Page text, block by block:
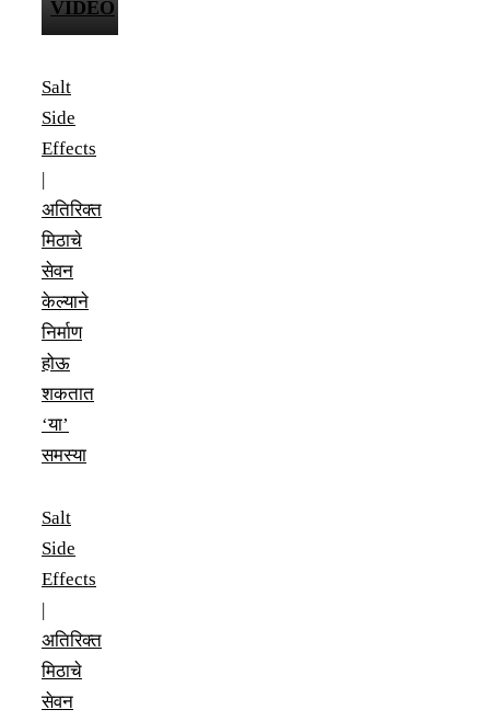
VIDEO
Salt
Side
Effects
|
अतिरिक्त
मिठाचे
सेवन
केल्याने
निर्माण
होऊ
शकतात
‘या’
समस्या
Salt
Side
Effects
|
अतिरिक्त
मिठाचे
सेवन